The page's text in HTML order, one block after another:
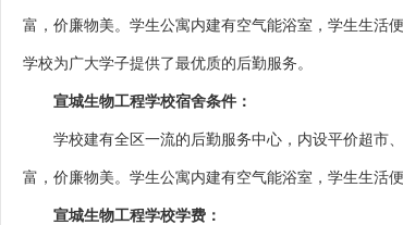
富，价廉物美。学生公寓内建有空气能浴室，学生生活
学校为广大学子提供了最优质的后勤服务。
宣城生物工程学校宿舍条件：
学校建有全区一流的后勤服务中心，内设平价超市、
富，价廉物美。学生公寓内建有空气能浴室，学生生活便
宣城生物工程学校学费：